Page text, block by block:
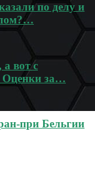
по делу и
вот с
Оценки за…
при Бельгии